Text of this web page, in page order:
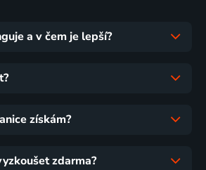
a v čem je lepší?
získám?
zdarma?